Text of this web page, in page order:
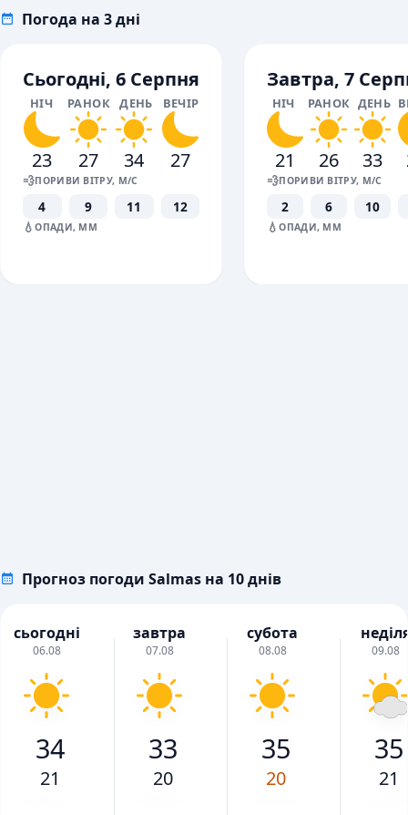
Погода на 3 дні
Сьогодні, 6 Серпня
НІЧ РАНОК ДЕНЬ ВЕЧІР
23 27 34 27
💨ПОРИВИ ВІТРУ, М/С
4 9 11 12
💧ОПАДИ, ММ
Завтра, 7
НІЧ РАНОК ДЕНЬ
21 26 33
💨ПОРИВИ ВІТРУ, М/С
2 6 10
💧ОПАДИ, ММ
Прогноз погоди Salmas на 10 днів
сьогодні
06.08
34
21
завтра
07.08
33
20
субота
08.08
35
20
09.08
35
21